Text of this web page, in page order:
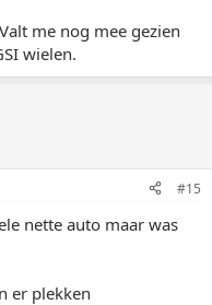
me nog mee gezien
wielen.
#15
nette auto maar was
er plekken